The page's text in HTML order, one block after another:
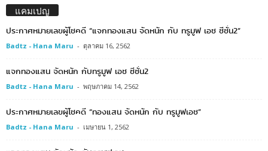
แคมเปญ
ประกาศหมายเลขผู้โชคดี “แจกทองแสน จัดหนัก กับ ทรูมูฟ เอช ซีซั่น2”
Badtz - Hana Maru - ตุลาคม 16, 2562
แจกทองแสน จัดหนัก กับทรูมูฟ เอช ซีซั่น2
Badtz - Hana Maru - พฤษภาคม 14, 2562
ประกาศหมายเลขผู้โชคดี “ทองแสน จัดหนัก กับ ทรูมูฟเอช”
Badtz - Hana Maru - เมษายน 1, 2562